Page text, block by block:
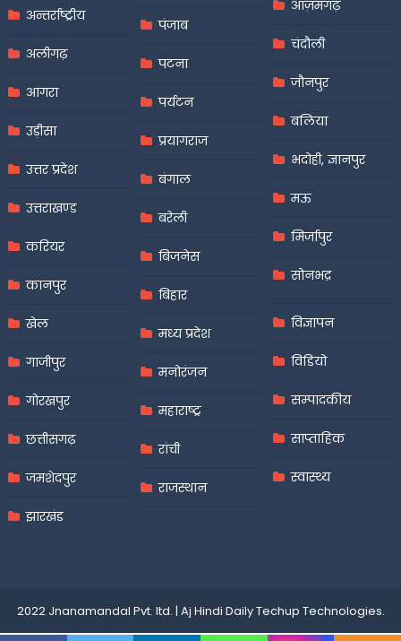
अन्तर्राष्ट्रीय
अलीगढ़
आगरा
उड़ीसा
उत्तर प्रदेश
उत्तराखण्ड
करियर
कानपुर
खेल
गाजीपुर
गोरखपुर
छत्तीसगढ़
जमशेदपुर
झारखंड
पंजाब
पटना
पर्यटन
प्रयागराज
बंगाल
बरेली
बिजनेस
बिहार
मध्य प्रदेश
मनोरंजन
महाराष्ट्र
रांची
राजस्थान
आज़मगढ़
चंदौली
जौनपुर
बलिया
भदोही, ज्ञानपुर
मऊ
मिर्जापुर
सोनभद्र
विज्ञापन
विडियो
सम्पादकीय
साप्ताहिक
स्वास्थ्य
2022 Jnanamandal Pvt. ltd. | Aj Hindi DailyTechup Technologies.